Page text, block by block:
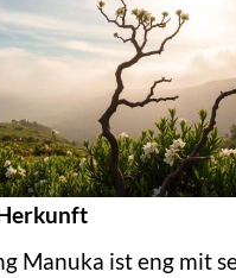
Manuka ist eng mit